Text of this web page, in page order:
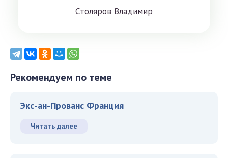
Cтoлярoв Влaдимиp
Рекомендуем по теме
Экс-ан-Прованс Франция
Читать далее